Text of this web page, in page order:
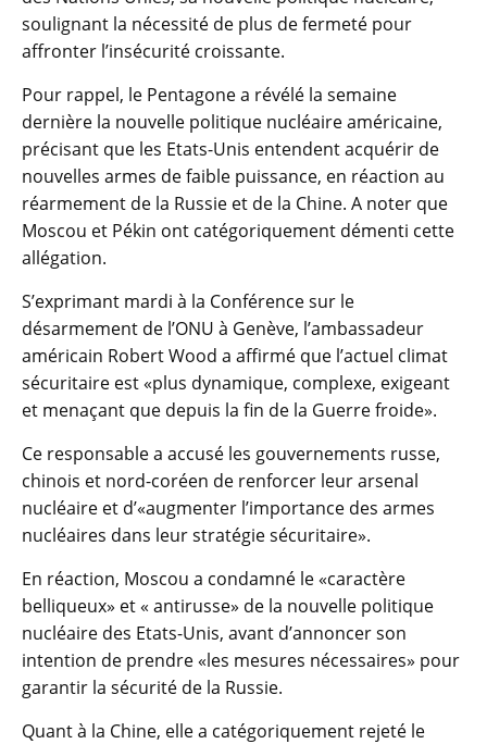
soulignant la nécessité de plus de fermeté pour
affronter l’insécurité croissante.
Pour rappel, le Pentagone a révélé la semaine
dernière la nouvelle politique nucléaire américaine,
précisant que les Etats-Unis entendent acquérir de
nouvelles armes de faible puissance, en réaction au
réarmement de la Russie et de la Chine. A noter que
Moscou et Pékin ont catégoriquement démenti cette
allégation.
S’exprimant mardi à la Conférence sur le
désarmement de l’ONU à Genève, l’ambassadeur
américain Robert Wood a affirmé que l’actuel climat
sécuritaire est «plus dynamique, complexe, exigeant
et menaçant que depuis la fin de la Guerre froide».
Ce responsable a accusé les gouvernements russe,
chinois et nord-coréen de renforcer leur arsenal
nucléaire et d’«augmenter l’importance des armes
nucléaires dans leur stratégie sécuritaire».
En réaction, Moscou a condamné le «caractère
belliqueux» et « antirusse» de la nouvelle politique
nucléaire des Etats-Unis, avant d’annoncer son
intention de prendre «les mesures nécessaires» pour
garantir la sécurité de la Russie.
Quant à la Chine, elle a catégoriquement rejeté le